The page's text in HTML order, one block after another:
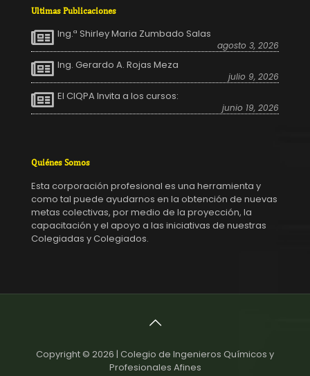
Ultimas Publicaciones
Ing.ª Shirley Maria Zumbado Salas
agosto 3, 2026
Ing. Gerardo A. Rojas Meza
julio 9, 2026
El CIQPA Invita a los cursos:
junio 19, 2026
Quiénes Somos
Esta corporación profesional es una herramienta y
como tal puede ayudarnos en la obtención de nuevas
metas colectivas, por medio de la proyección, la
capacitación y el apoyo a las iniciativas de nuestras
Colegiadas y Colegiados.
Copyright © 2026 | Colegio de Ingenieros Químicos y
Profesionales Afines